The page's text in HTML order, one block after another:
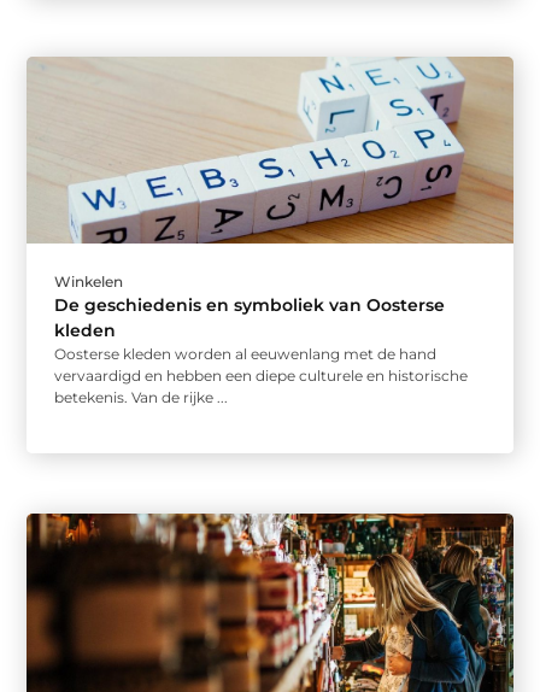
Winkelen
De geschiedenis en symboliek van Oosterse
kleden
Oosterse kleden worden al eeuwenlang met de hand
vervaardigd en hebben een diepe culturele en historische
betekenis. Van de rijke ...